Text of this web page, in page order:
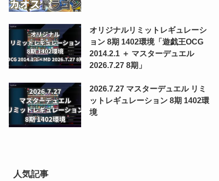
オリジナルリミットレギュレーシ
ョン 8期 1402環境「遊戯王OCG
2014.2.1 ＋ マスターデュエル
2026.7.27 8期」
2026.7.27 マスターデュエル リミ
ットレギュレーション 8期 1402環
境
人気記事